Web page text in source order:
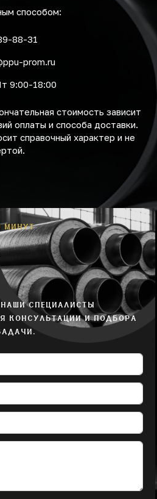
способом:
88-31
prom.ru
9:00-18:00
стоимость зависит
оплаты и способа доставки.
справочный характер и не
МИНУТ
СПЕЦИАЛИСТЫ
КОНСУЛЬТАЦИИ И ПОДБОРА